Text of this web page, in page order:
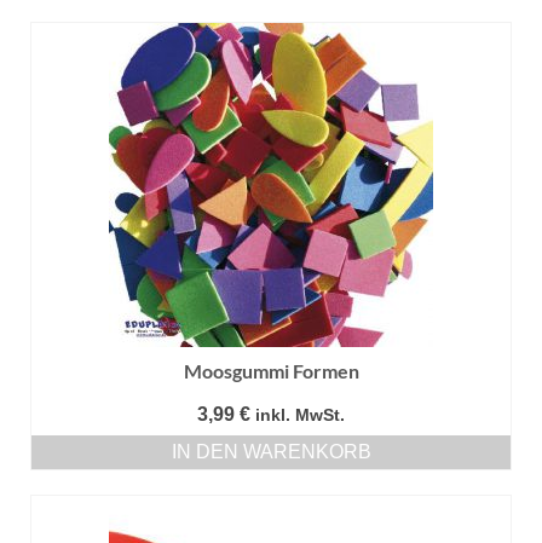
Moosgummi Formen
3,99 € inkl. MwSt.
IN DEN WARENKORB